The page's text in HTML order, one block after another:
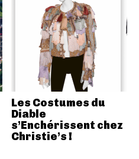
Les Costumes du
Diable
s’Enchérissent chez
Christie’s !